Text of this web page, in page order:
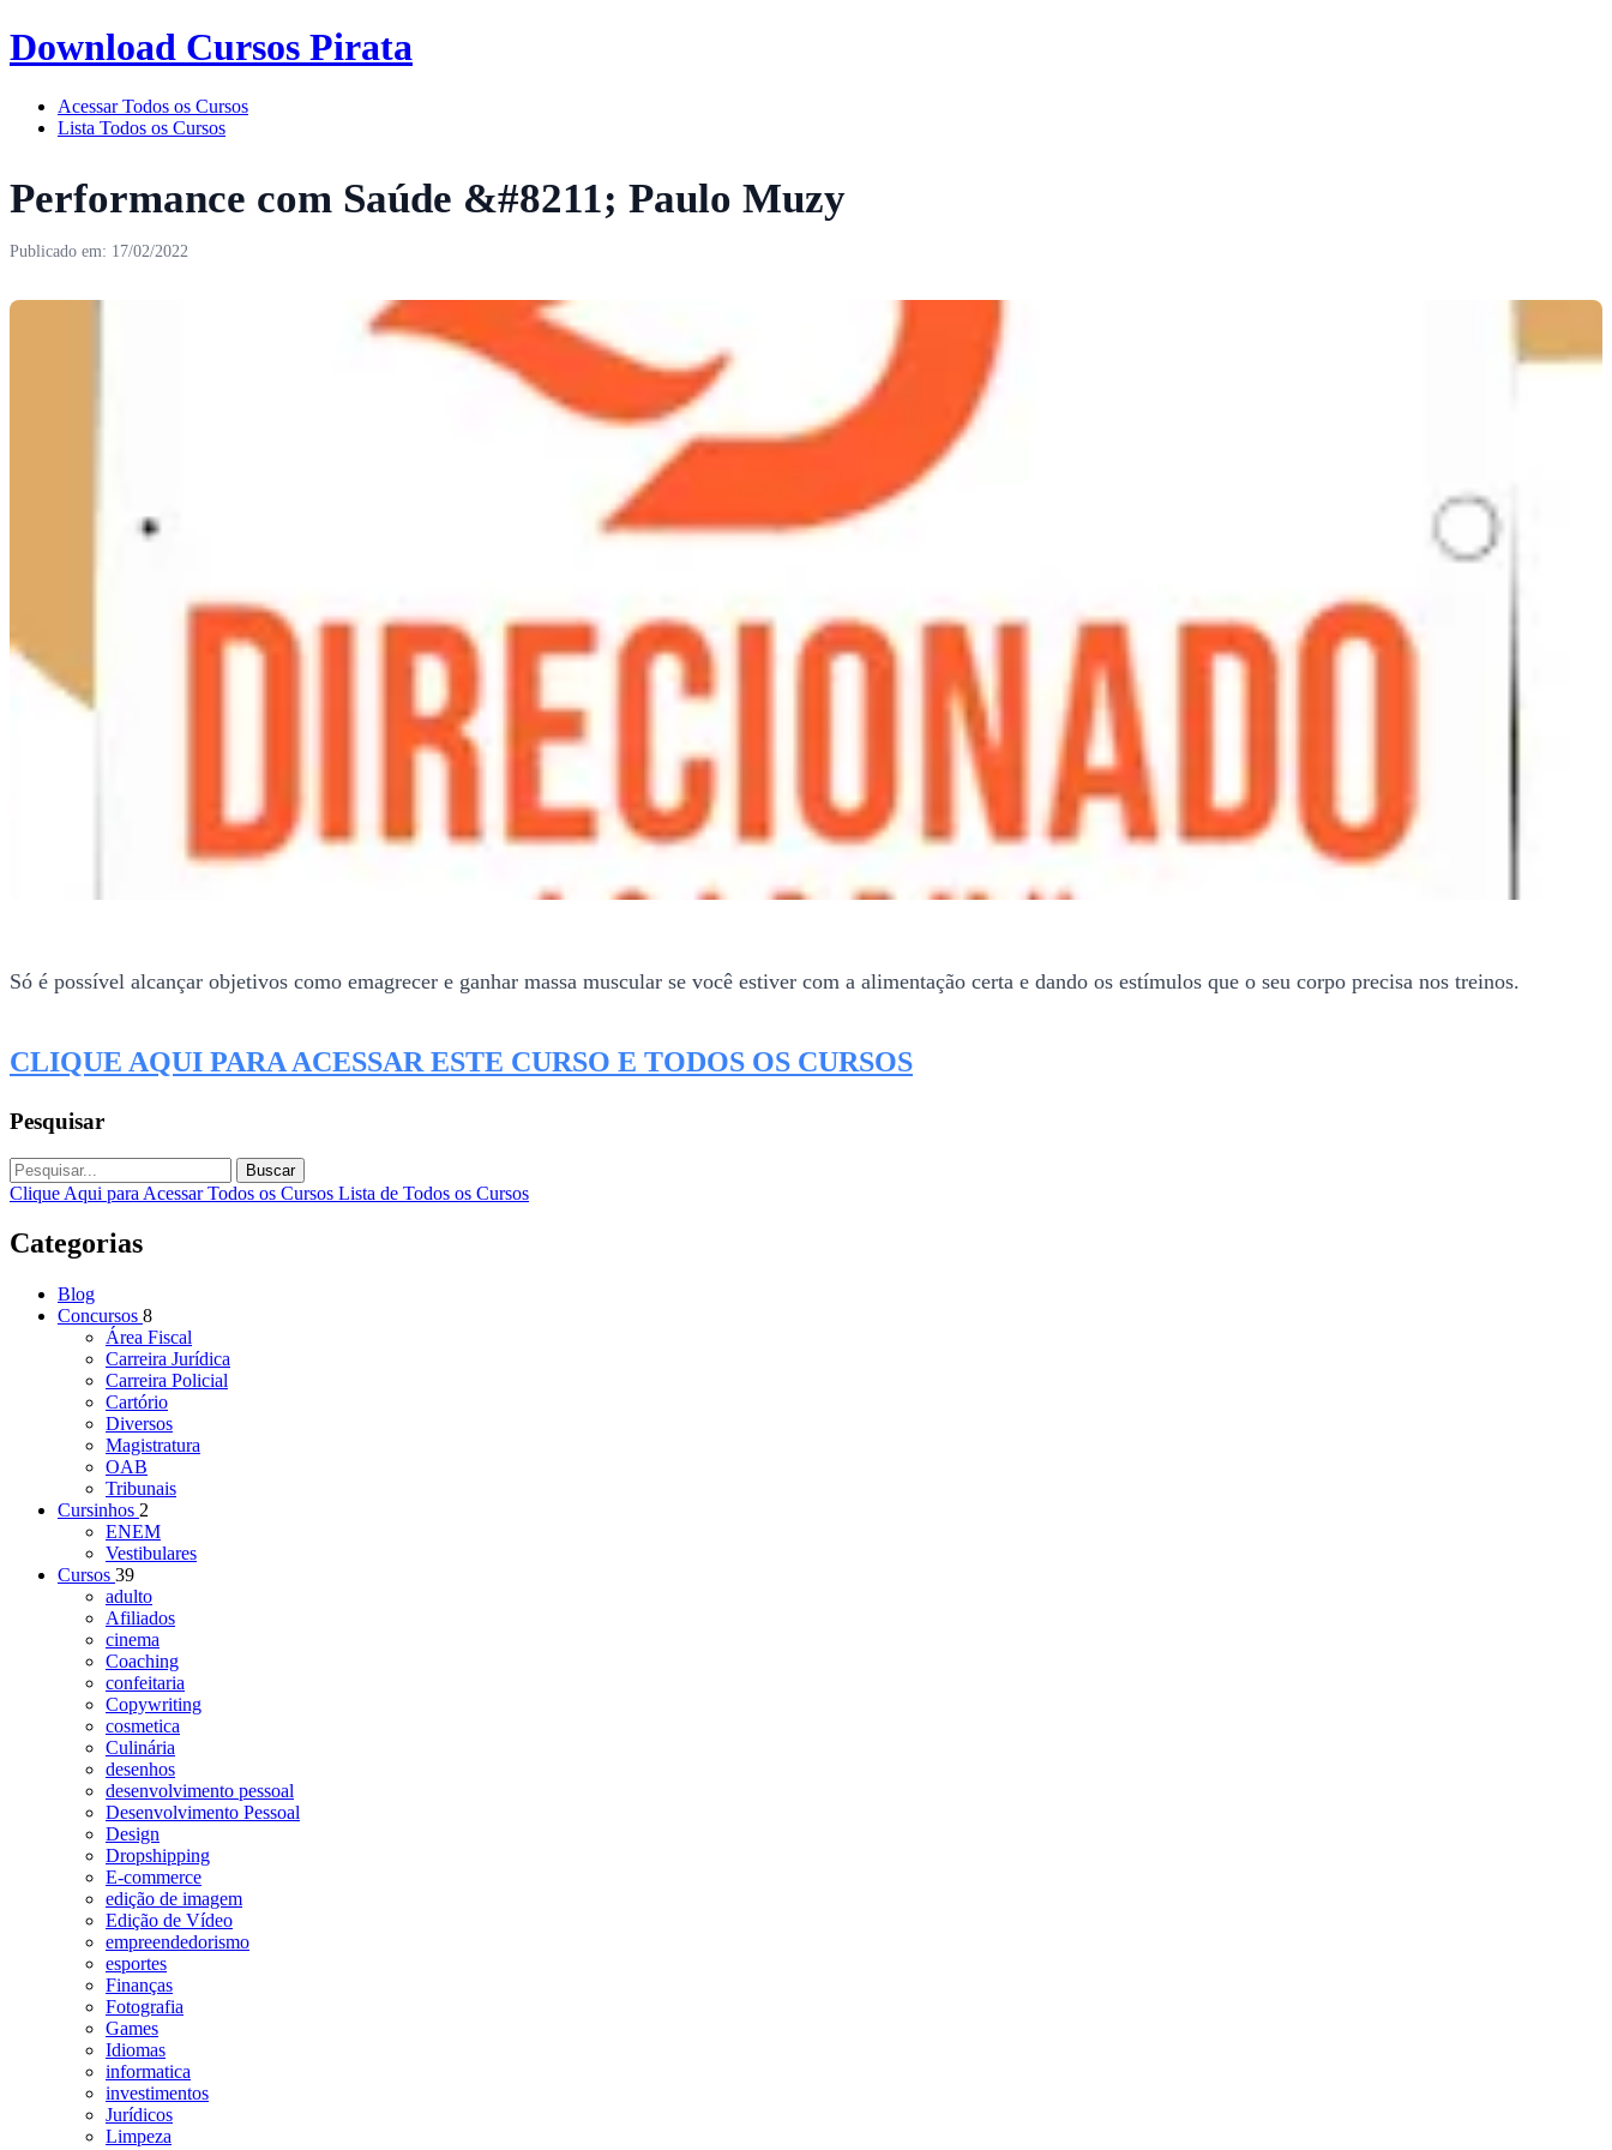
Download Cursos Pirata
Acessar Todos os Cursos
Lista Todos os Cursos
Performance com Saúde &#8211; Paulo Muzy
Publicado em: 17/02/2022
Só é possível alcançar objetivos como emagrecer e ganhar massa muscular se você estiver com a alimentação certa e dando os estímulos que o seu corpo precisa nos treinos.
CLIQUE AQUI PARA ACESSAR ESTE CURSO E TODOS OS CURSOS
Pesquisar
Buscar
Clique Aqui para Acessar Todos os Cursos Lista de Todos os Cursos
Categorias
Blog
Concursos 8
Área Fiscal
Carreira Jurídica
Carreira Policial
Cartório
Diversos
Magistratura
OAB
Tribunais
Cursinhos 2
ENEM
Vestibulares
Cursos 39
adulto
Afiliados
cinema
Coaching
confeitaria
Copywriting
cosmetica
Culinária
desenhos
desenvolvimento pessoal
Desenvolvimento Pessoal
Design
Dropshipping
E-commerce
edição de imagem
Edição de Vídeo
empreendedorismo
esportes
Finanças
Fotografia
Games
Idiomas
informatica
investimentos
Jurídicos
Limpeza